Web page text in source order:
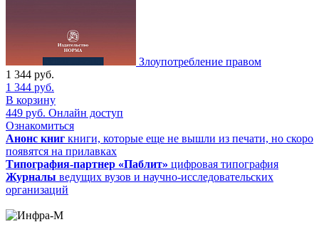
Злоупотребление правом
1 344 руб.
1 344 руб.
В корзину
449 руб. Онлайн доступ
Ознакомиться
Анонс книг книги, которые еще не вышли из печати, но скоро
появятся на прилавках
Типография-партнер «Паблит» цифровая типография
Журналы ведущих вузов и научно-исследовательских
организаций